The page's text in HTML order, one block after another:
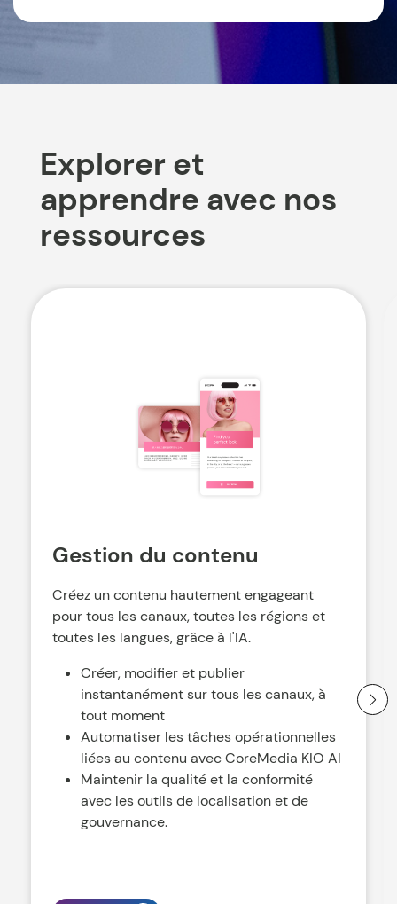
Explorer et
apprendre avec nos
ressources
Gestion du contenu
Créez un contenu hautement engageant
pour tous les canaux, toutes les régions et
toutes les langues, grâce à l'IA.
Créer, modifier et publier
instantanément sur tous les canaux, à
tout moment
Automatiser les tâches opérationnelles
liées au contenu avec CoreMedia KIO AI
Maintenir la qualité et la conformité
avec les outils de localisation et de
gouvernance.